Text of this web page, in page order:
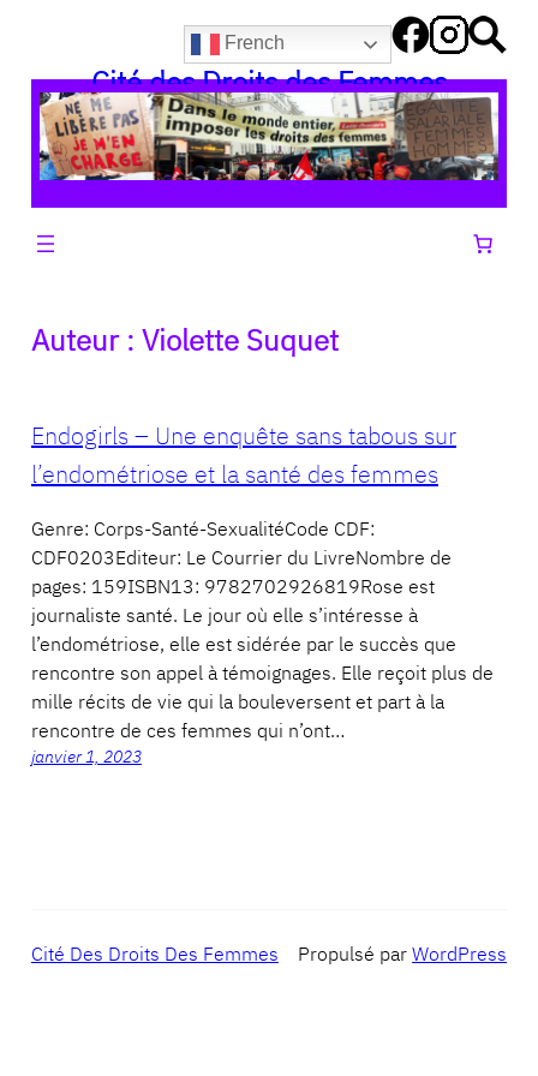
contenu
French
Cité des Droits des Femmes
Auteur : Violette Suquet
Endogirls – Une enquête sans tabous sur
l’endométriose et la santé des femmes
Genre: Corps-Santé-SexualitéCode CDF:
CDF0203Editeur: Le Courrier du LivreNombre de
pages: 159ISBN13: 9782702926819Rose est
journaliste santé. Le jour où elle s’intéresse à
l’endométriose, elle est sidérée par le succès que
rencontre son appel à témoignages. Elle reçoit plus de
mille récits de vie qui la bouleversent et part à la
rencontre de ces femmes qui n’ont…
janvier 1, 2023
Cité Des Droits Des Femmes Propulsé parWordPress